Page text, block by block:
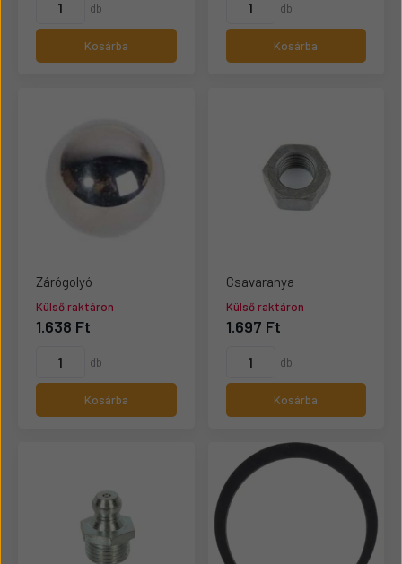
db
Kosárba
db
Kosárba
Zárógolyó
Külső raktáron
1.638 Ft
db
Kosárba
Csavaranya
Külső raktáron
1.697 Ft
db
Kosárba